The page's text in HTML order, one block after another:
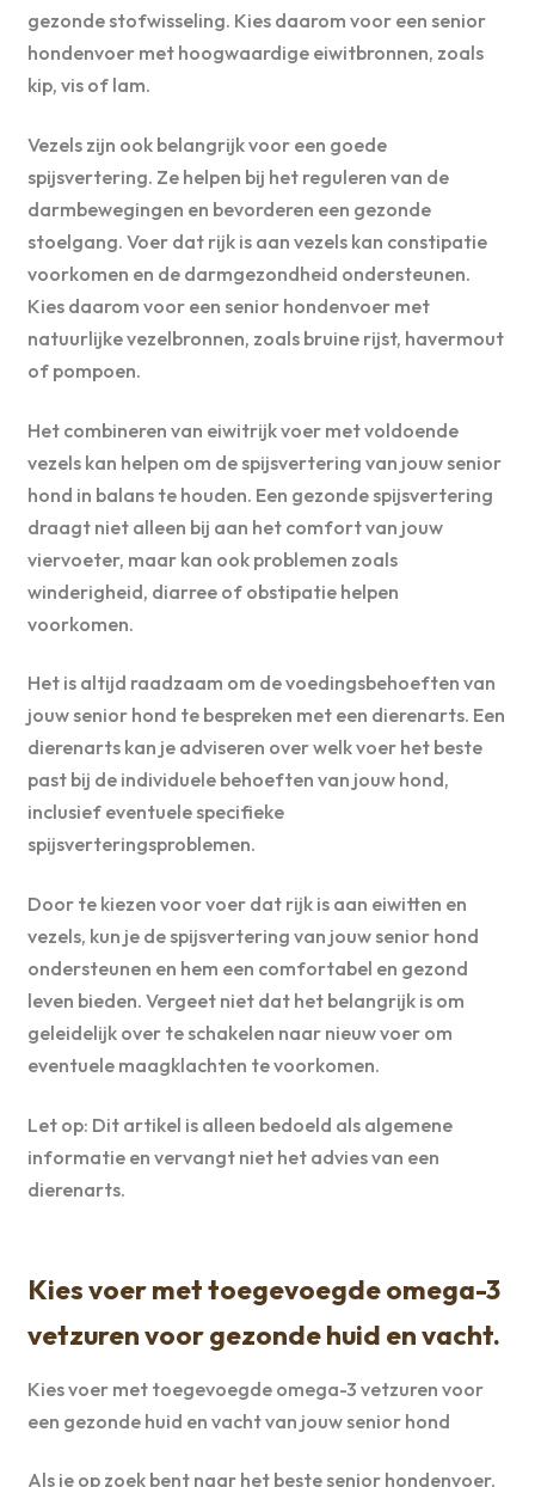
gezonde stofwisseling. Kies daarom voor een senior
hondenvoer met hoogwaardige eiwitbronnen, zoals
kip, vis of lam.
Vezels zijn ook belangrijk voor een goede
spijsvertering. Ze helpen bij het reguleren van de
darmbewegingen en bevorderen een gezonde
stoelgang. Voer dat rijk is aan vezels kan constipatie
voorkomen en de darmgezondheid ondersteunen.
Kies daarom voor een senior hondenvoer met
natuurlijke vezelbronnen, zoals bruine rijst, havermout
of pompoen.
Het combineren van eiwitrijk voer met voldoende
vezels kan helpen om de spijsvertering van jouw senior
hond in balans te houden. Een gezonde spijsvertering
draagt niet alleen bij aan het comfort van jouw
viervoeter, maar kan ook problemen zoals
winderigheid, diarree of obstipatie helpen
voorkomen.
Het is altijd raadzaam om de voedingsbehoeften van
jouw senior hond te bespreken met een dierenarts. Een
dierenarts kan je adviseren over welk voer het beste
past bij de individuele behoeften van jouw hond,
inclusief eventuele specifieke
spijsverteringsproblemen.
Door te kiezen voor voer dat rijk is aan eiwitten en
vezels, kun je de spijsvertering van jouw senior hond
ondersteunen en hem een comfortabel en gezond
leven bieden. Vergeet niet dat het belangrijk is om
geleidelijk over te schakelen naar nieuw voer om
eventuele maagklachten te voorkomen.
Let op: Dit artikel is alleen bedoeld als algemene
informatie en vervangt niet het advies van een
dierenarts.
Kies voer met toegevoegde omega-3
vetzuren voor gezonde huid en vacht.
Kies voer met toegevoegde omega-3 vetzuren voor
een gezonde huid en vacht van jouw senior hond
Als je op zoek bent naar het beste senior hondenvoer,